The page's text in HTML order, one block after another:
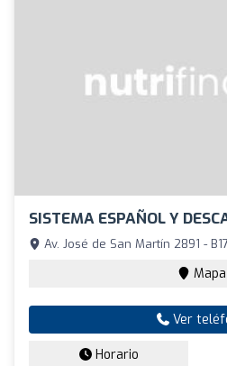
SISTEMA ESPAÑOL Y
Av. José de San Martín 2891 -
Mapa
Ver
Horario